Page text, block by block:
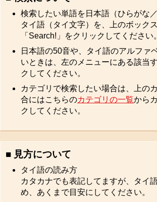
検索したい単語を日本語（ひらがな
タイ語（タイ文字）を、上のボック
「Search!」をクリックしてください。
日本語の50音や、タイ語のアルファ
いときは、左のメニューにある該当
クしてください。
カテゴリで検索したい場合は、上の
合にはこちらのカテゴリの一覧から
クしてください。
■ 見方について
タイ語の読み方
カタカナでも表記してますが、タイ
め、あくまで目安にしてください。